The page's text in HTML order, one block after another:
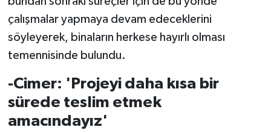
çalışmalar yapmaya devam edeceklerini
söyleyerek, binaların herkese hayırlı olması
temennisinde bulundu.
-Cimer: 'Projeyi daha kısa bir
sürede teslim etmek
amacındayız'